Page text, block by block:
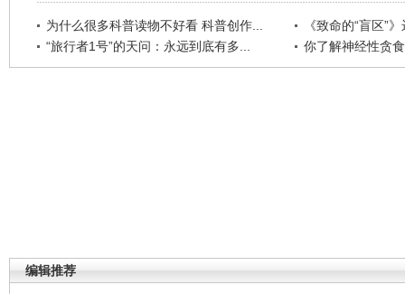
为什么很多科普读物不好看 科普创作...
《致命的“盲区”
“旅行者1号”的天问：永远到底有多...
你了解神经性贪
编辑推荐